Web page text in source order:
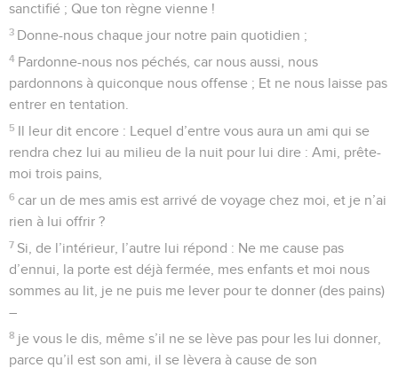
sanctifié ; Que ton règne vienne !
3 Donne-nous chaque jour notre pain quotidien ;
4 Pardonne-nous nos péchés, car nous aussi, nous
pardonnons à quiconque nous offense ; Et ne nous laisse pas
entrer en tentation.
5 Il leur dit encore : Lequel d’entre vous aura un ami qui se
rendra chez lui au milieu de la nuit pour lui dire : Ami, prête-
moi trois pains,
6 car un de mes amis est arrivé de voyage chez moi, et je n’ai
rien à lui offrir ?
7 Si, de l’intérieur, l’autre lui répond : Ne me cause pas
d’ennui, la porte est déjà fermée, mes enfants et moi nous
sommes au lit, je ne puis me lever pour te donner (des pains)
–
8 je vous le dis, même s’il ne se lève pas pour les lui donner,
parce qu’il est son ami, il se lèvera à cause de son